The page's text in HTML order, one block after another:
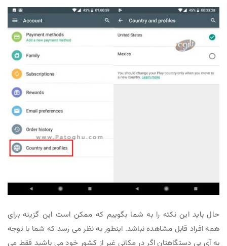
حال باید این نکته را به شما بگوییم که ممکن است این گزینه برای
همه افراد قابل مشاهده نباشد. اینطور به نظر می رسد که شما با توجه
به آی پی دستگاهتان اگر در مکانی غیر از کشور خود می باشید فقط می